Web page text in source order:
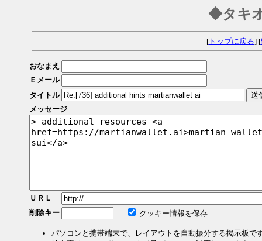
◆タキ
[トップに戻る] [
おなまえ
Ｅメール
タイトル
メッセージ
ＵＲＬ
削除キー
クッキー情報を保存
パソコンと携帯端末で、レイアウトを自動振分する掲示板で